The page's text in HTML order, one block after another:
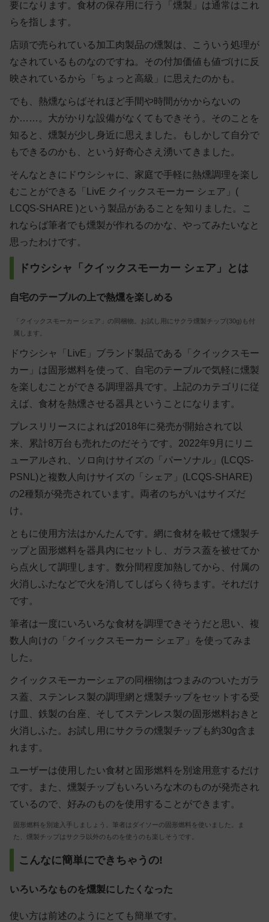
要になります。食材の保存用に行う「燻製」は通常はこれ
らを指します。
店頭で売られている加工肉製品の燻製は、こういう処理が
なされているものなのですね。その付加価値も値づけに反
映されているから「ちょっと高級」に思えたのかも。
でも、熱燻ならばそれほど手間や時間がかからないの
か……。大がかりな設備がなくてもできそう。そのことを
知ると、燻製が少し身近に思えました。もしかして自分で
もできるのかも、という好奇心さえ湧いてきました。
そんなときにドウシシャに、家庭で手軽に熱燻調理を楽し
むことができる「​​LivE クイックスモーカー シェア」(
LCQS-SHARE ​)という製品があることを知りました。こ
れならば筆者でも燻製が作れるのかな、やってみたいなと
思ったわけです。
ドウシシャ「クイックスモーカー シェア」とは
自宅のテーブルの上で熱燻を楽しめる
「クイックスモーカー シェア」の同梱物。お試し用にサクラ燻製チップ(30g)も付
属します。
ドウシシャ「LivE」ブランド製品である「クイックスモー
カー」は固形燃料を使って、自宅のテーブルで気軽に燻製
を楽しむことができる調理器具です。上記のカテゴリに従
えば、食材を熱燻させる器具ということになります。
プレスリリースによれば2018年に発売が開始されて以
来、累計8万台も売れたのだそうです。2022年9月にリニ
ューアルされ、ソロ向けサイズの「パーソナル」(LCQS-
PSNL​​​​)と複数人向けサイズの「シェア」(LCQS-SHARE​​)
の2種類が発売されています。両者のちがいはサイズだ
け。
ともに使用方法はかんたんです。網に食材を載せて燻製チ
ップと固形燃料を器具内にセットし、ガラス蓋を被せてか
ら点火して調理します。数分間程度加熱してから、付属の
火消しふたなどで火を消してしばらく待ちます。それだけ
です。
筆者は一度にいろいろな食材を調理できそうだと思い、複
数人向けの「クイックスモーカー シェア」​​を使ってみま
した。
クイックスモーカーシェアの同梱物はつまみのついたガラ
ス蓋、ステンレス製の調理網と燻製チップをセットする受
け皿、鉄製の台座、そしてステンレス製の固形燃料おきと
火消しふた。お試し用にサクラの燻製チップも約30g含ま
れます。
ユーザーは使用したい食材と固形燃料を別途用意するだけ
です。また、燻製チップもいろいろな木のものが発売され
ているので、好みのものを使用することができます。
固形燃料を別途入手しましょう。筆者はダイソーの固形燃料を使いました。ま
た、燻製チップはサクラ以外のものを使うのも楽しそうです。
こんなに簡単にできちゃうの!
いろいろなものを燻製にしたくなった
使い方は前述のようにとても簡単です。